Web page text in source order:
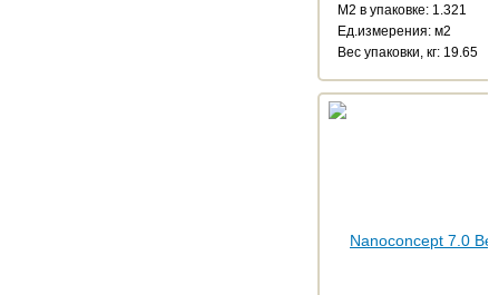
М2 в упаковке: 1.321
Ед.измерения: м2
Веc упаковки, кг: 19.65